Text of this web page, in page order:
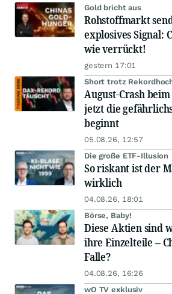
Gold bricht aus
Rohstoffmarkt
explosives Signal:
wie verrückt!
gestern 17:01
Short trotz
August-Crash
jetzt die
beginnt
05.08.26, 12:57
Die große ETF-Illusion
So riskant ist der
wirklich
04.08.26, 18:01
Börse, Baby!
Diese Aktien sind
ihre Einzelteile –
Falle?
04.08.26, 16:26
wO TV exklusiv